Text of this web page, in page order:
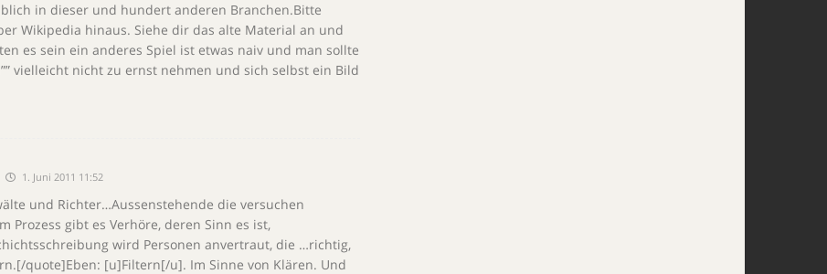
in dieser und hundert anderen Branchen.Bitte
Wikipedia hinaus. Siehe dir das alte Material an und
es sein ein anderes Spiel ist etwas naiv und man sollte
vielleicht nicht zu ernst nehmen und sich selbst ein Bild
1. Juni 2011 11:52
und Richter…Aussenstehende die versuchen
Prozess gibt es Verhöre, deren Sinn es ist,
wird Personen anvertraut, die …richtig,
quote]Eben: [u]Filtern[/u]. Im Sinne von Klären. Und